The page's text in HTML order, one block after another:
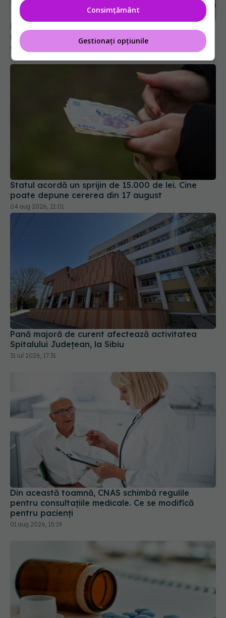
06 aug 2026, 19:26
Statul acordă un sprijin de 15.000 de lei. Cine
poate depune cererea din 17 august
Pană majoră de curent afectează activitatea
Spitalului Județean, la Sibiu
31 iul 2026, 17:31
Din această toamnă, CNAS schimbă regulile
pentru consultațiile medicale. Ce se modifică
pentru pacienți
01 aug 2026, 15:19
Consimțământ
Gestionați opțiunile